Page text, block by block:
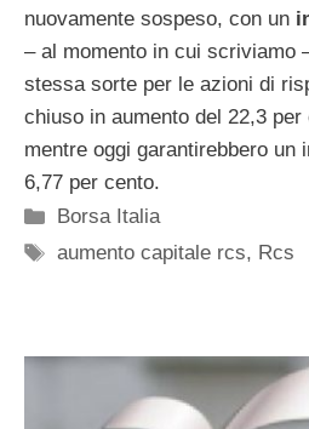
nuovamente sospeso, con un
– al momento in cui scriviamo
stessa sorte per le azioni di
chiuso in aumento del 22,3 per
mentre oggi garantirebbero un
6,77 per cento.
Categorie
Borsa Italia
Tag
aumento capitale rcs, Rcs